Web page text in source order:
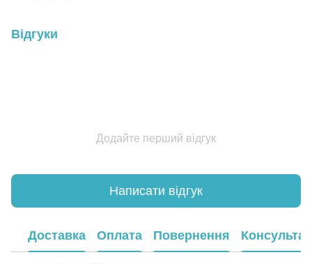
Відгуки
Додайте перший відгук
Написати відгук
Доставка Оплата Повернення